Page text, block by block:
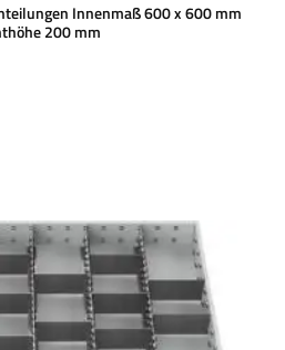
Innenmaß 600 x 600 mm
200 mm